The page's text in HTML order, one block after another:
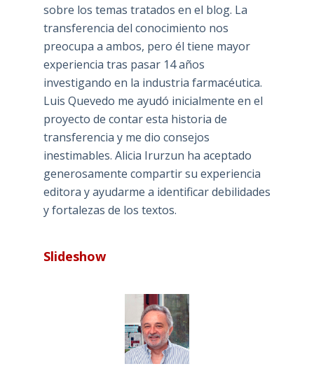
sobre los temas tratados en el blog. La
transferencia del conocimiento nos
preocupa a ambos, pero él tiene mayor
experiencia tras pasar 14 años
investigando en la industria farmacéutica.
Luis Quevedo me ayudó inicialmente en el
proyecto de contar esta historia de
transferencia y me dio consejos
inestimables. Alicia Irurzun ha aceptado
generosamente compartir su experiencia
editora y ayudarme a identificar debilidades
y fortalezas de los textos.
Slideshow